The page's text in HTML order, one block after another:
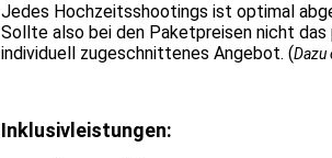
Jedes Hochzeitsshootings ist optimal
Sollte also bei den Paketpreisen nicht das
individuell zugeschnittenes Angebot. (Dazu
Inklusivleistungen: